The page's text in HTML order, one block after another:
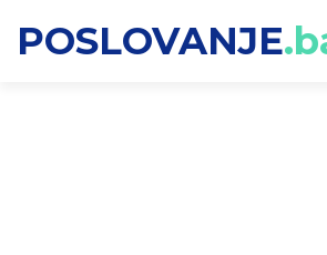
POSLOVANJE